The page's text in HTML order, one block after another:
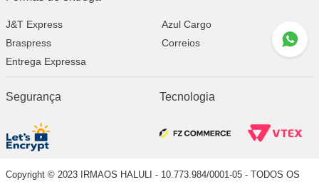
J&T Express
Azul Cargo
Braspress
Correios
Entrega Expressa
Segurança Tecnologia
Copyright © 2023 IRMAOS HALULI - 10.773.984/0001-05 - TODOS OS